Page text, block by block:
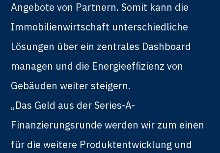
Angebote von Partnern. Somit kann die
Immobilienwirtschaft unterschiedliche
Lösungen über ein zentrales Dashboard
managen und die Energieeffizienz von
Gebäuden weiter steigern.
„Das Geld aus der Series-A-
Finanzierungsrunde werden wir zum einen
für die weitere Produktentwicklung und